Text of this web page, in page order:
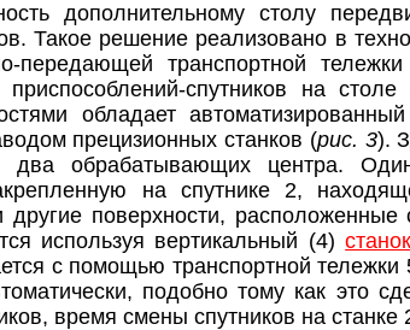
дополнительному столу
Такое решение реализовано в
транспортной
приспособлений-спутников на
обладает
прецизионных станков (рис. 3).
два обрабатывающих центра.
на спутнике 2,
другие поверхности,
используя вертикальный (4)
с помощью транспортной
подобно тому как это
время смены спутников на станке